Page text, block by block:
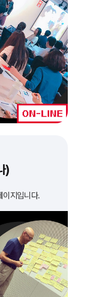
)
지입니다.